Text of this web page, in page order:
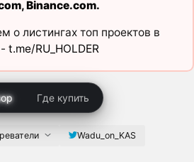
,Binance.com.
о листингах топ проектов в
t.me/RU_HOLDER
Где купить
Wadu_on_KAS